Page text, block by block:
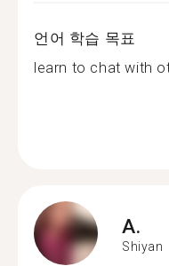
언어 학습 목표
learn to chat with
A.
Shiyan